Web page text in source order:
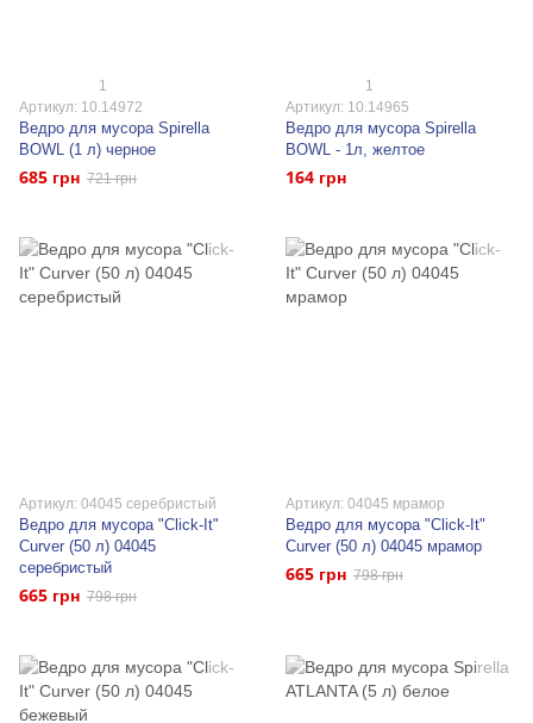
1
Артикул: 10.14972
Ведро для мусора Spirella
BOWL (1 л) черное
685 грн 721 грн
1
Артикул: 10.14965
Ведро для мусора Spirella
BOWL - 1л, желтое
164 грн
Артикул: 04045 серебристый
Ведро для мусора "Click-It"
Curver (50 л) 04045
серебристый
665 грн 798 грн
Артикул: 04045 мрамор
Ведро для мусора "Click-It"
Curver (50 л) 04045 мрамор
665 грн 798 грн